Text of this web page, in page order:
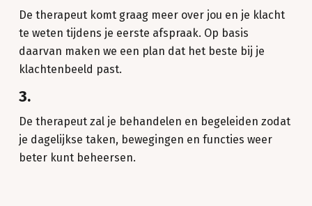
De therapeut komt graag meer over jou en je klacht
te weten tijdens je eerste afspraak. Op basis
daarvan maken we een plan dat het beste bij je
klachtenbeeld past.
3.
De therapeut zal je behandelen en begeleiden zodat
je dagelijkse taken, bewegingen en functies weer
beter kunt beheersen.